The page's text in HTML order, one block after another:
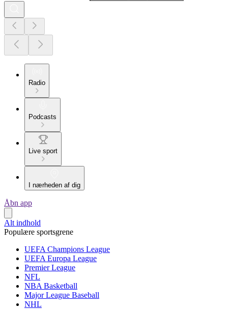
Radio
Podcasts
Live sport
I nærheden af dig
Åbn app
Alt indhold
Populære sportsgrene
UEFA Champions League
UEFA Europa League
Premier League
NFL
NBA Basketball
Major League Baseball
NHL